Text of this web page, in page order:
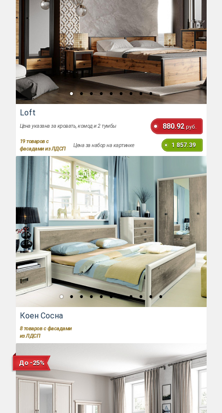
Loft
Цена указана за кровать, комод и 2 тумбы 880.92 руб.
19товаров с
фасадами из ЛДСП
Цена за набор на картинке 1 857.39
Коен Сосна
8 товаров с фасадами
из ЛДСП
До -25%